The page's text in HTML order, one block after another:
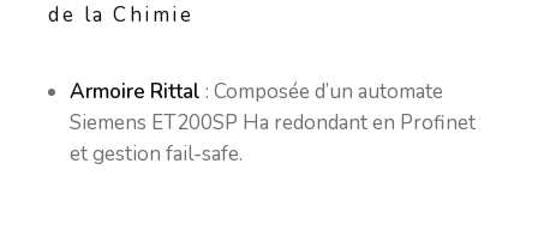
de la Chimie
Armoire Rittal : Composée d’un automate
Siemens ET200SP Ha redondant en Profinet
et gestion fail-safe.